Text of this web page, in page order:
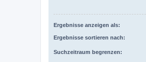
Ergebnisse anzeigen als:
Ergebnisse sortieren nach:
Suchzeitraum begrenzen: